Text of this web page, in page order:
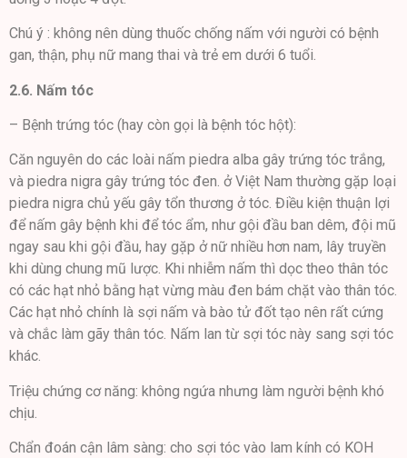
Chú ý : không nên dùng thuốc chống nấm với người có bệnh
gan, thận, phụ nữ mang thai và trẻ em dưới 6 tuổi.
2.6. Nấm tóc
– Bệnh trứng tóc (hay còn gọi là bệnh tóc hột):
Căn nguyên do các loài nấm piedra alba gây trứng tóc trắng,
và piedra nigra gây trứng tóc đen. ở Việt Nam thường gặp loại
piedra nigra chủ yếu gây tổn thương ở tóc. Điều kiện thuận lợi
để nấm gây bệnh khi để tóc ẩm, như gội đầu ban dêm, đội mũ
ngay sau khi gội đầu, hay gặp ở nữ nhiều hơn nam, lây truyền
khi dùng chung mũ lược. Khi nhiễm nấm thì dọc theo thân tóc
có các hạt nhỏ bằng hạt vừng màu đen bám chặt vào thân tóc.
Các hạt nhỏ chính là sợi nấm và bào tử đốt tạo nên rất cứng
và chắc làm gãy thân tóc. Nấm lan từ sợi tóc này sang sợi tóc
khác.
Triệu chứng cơ năng: không ngứa nhưng làm người bệnh khó
chịu.
Chẩn đoán cận lâm sàng: cho sợi tóc vào lam kính có KOH